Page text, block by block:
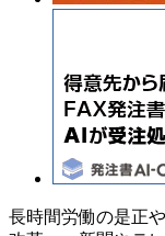
長時間労働の是正